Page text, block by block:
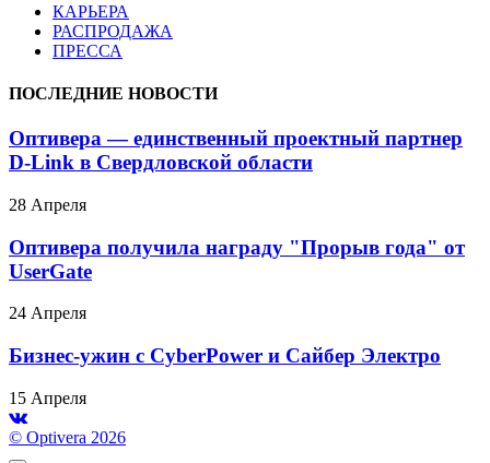
КАРЬЕРА
РАСПРОДАЖА
ПРЕССА
ПОСЛЕДНИЕ НОВОСТИ
Оптивера — единственный проектный партнер
D-Link в Свердловской области
28 Апреля
Оптивера получила награду "Прорыв года" от
UserGate
24 Апреля
Бизнес-ужин с CyberPower и Сайбер Электро
15 Апреля
© Optivera 2026